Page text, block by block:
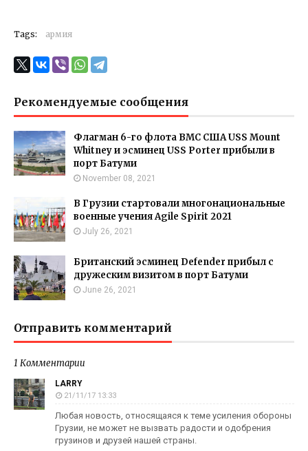
Tags: армия
Рекомендуемые сообщения
Флагман 6-го флота ВМС США USS Mount
Whitney и эсминец USS Porter прибыли в
порт Батуми
November 08, 2021
В Грузии стартовали многонациональные
военные учения Agile Spirit 2021
July 26, 2021
Британский эсминец Defender прибыл с
дружеским визитом в порт Батуми
June 26, 2021
Отправить комментарий
1 Комментарии
LARRY
21/11/17 13:33
Любая новость, относящаяся к теме усиления обороны
Грузии, не может не вызвать радости и одобрения
грузинов и друзей нашей страны.